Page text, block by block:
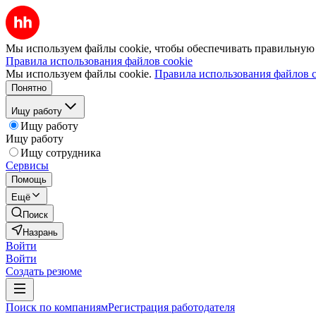
Мы используем файлы cookie, чтобы обеспечивать правильную
Правила использования файлов cookie
Мы используем файлы cookie. Правила использования файлов
Понятно
Ищу работу
Ищу работу
Ищу работу
Ищу сотрудника
Сервисы
Помощь
Ещё
Поиск
Назрань
Войти
Войти
Создать резюме
Поиск по компаниямРегистрация работодателя